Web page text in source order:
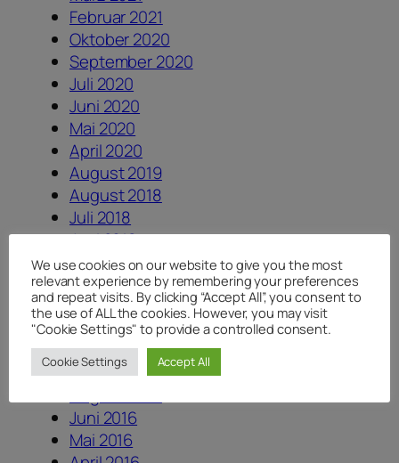
Februar 2021
Oktober 2020
September 2020
Juli 2020
Juni 2020
Mai 2020
April 2020
August 2019
August 2018
Juli 2018
Juni 2018
April 2018
Januar 2018
August 2017
Juli 2017
Juni 2017
Dezember 2016
Juni 2016
Mai 2016
We use cookies on our website to give you the most
relevant experience by remembering your preferences
and repeat visits. By clicking “Accept All”, you consent to
the use of ALL the cookies. However, you may visit
"Cookie Settings" to provide a controlled consent.
Cookie Settings Accept All